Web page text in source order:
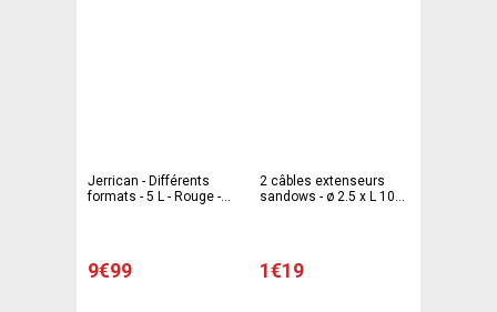
Jerrican - Différents
formats - 5 L - Rouge -
9€99
2 câbles extenseurs
sandows - ø 2.5 x L 100
1€19